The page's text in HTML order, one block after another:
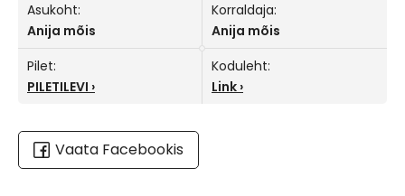
Asukoht:
Anija mõis
Korraldaja:
Anija mõis
Pilet:
PILETILEVI
Koduleht:
Link
Vaata Facebookis